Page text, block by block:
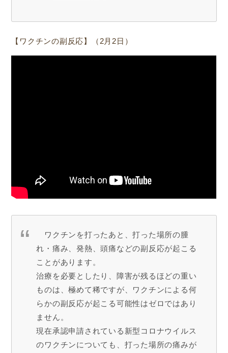
【ワクチンの副反応】（2月2日）
ワクチンを打ったあと、打った場所の腫
れ・痛み、発熱、頭痛などの副反応が起こる
ことがあります。
治療を必要としたり、障害が残るほどの重い
ものは、極めて稀ですが、ワクチンによる何
らかの副反応が起こる可能性はゼロではあり
ません。
現在承認申請されている新型コロナウイルス
のワクチンについても、打った場所の痛みが